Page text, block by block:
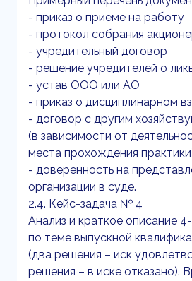
- приказ о приеме на работу
- протокол собрания
- учредительный договор
- решение учредителей о
- устав ООО или АО
- приказ о дисциплинарном
- договор с другим
(в зависимости от
места прохождения
- доверенность на
организации в суде.
2.4. Кейс-задача № 4
Анализ и краткое описание
по теме выпускной
(два решения – иск
решения – в иске отказано).